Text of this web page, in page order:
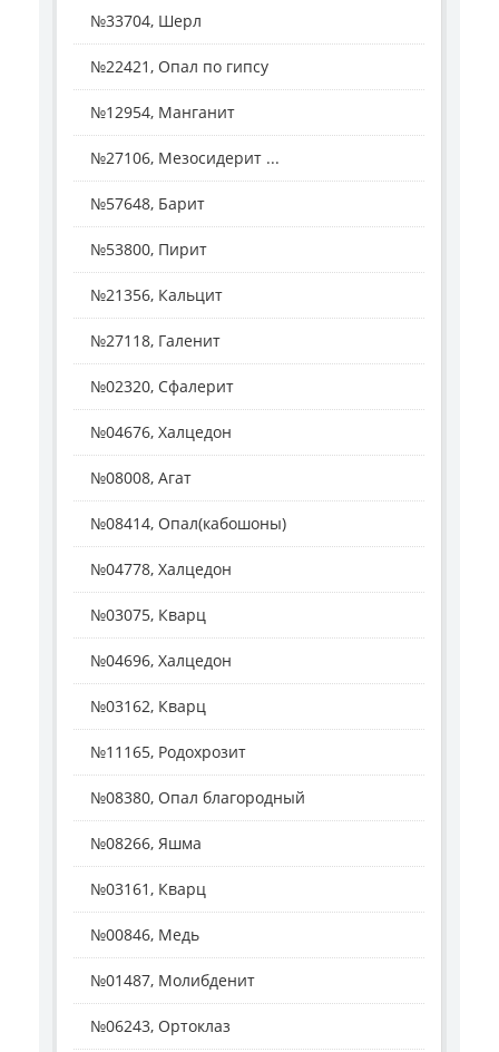
№33704, Шерл
№22421, Опал по гипсу
№12954, Манганит
№27106, Мезосидерит ...
№57648, Барит
№53800, Пирит
№21356, Кальцит
№27118, Галенит
№02320, Сфалерит
№04676, Халцедон
№08008, Агат
№08414, Опал(кабошоны)
№04778, Халцедон
№03075, Кварц
№04696, Халцедон
№03162, Кварц
№11165, Родохрозит
№08380, Опал благородный
№08266, Яшма
№03161, Кварц
№00846, Медь
№01487, Молибденит
№06243, Ортоклаз